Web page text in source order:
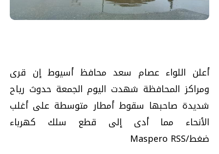
أعلن اللواء عصام سعد محافظ أسيوط إن قرى
ومراكز المحافظة شهدت اليوم الجمعة حدوث رياح
شديدة صاحبها سقوط أمطار متوسطة على أغلب
الأنحاء مما أدى إلى قطع سلك كهرباء
ضغط/Maspero RSS